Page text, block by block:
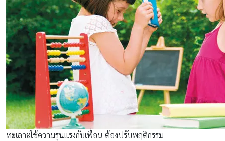
ทะเลาะใช้ความรุนแรงกับเพื่อน ต้องปรับพฤติกรรม